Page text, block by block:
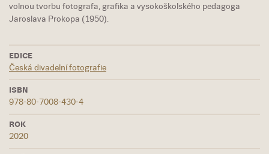
volnou tvorbu fotografa, grafika a vysokoškolského pedagoga
Jaroslava Prokopa (1950).
EDICE
Česká divadelní fotografie
ISBN
978-80-7008-430-4
ROK
2020